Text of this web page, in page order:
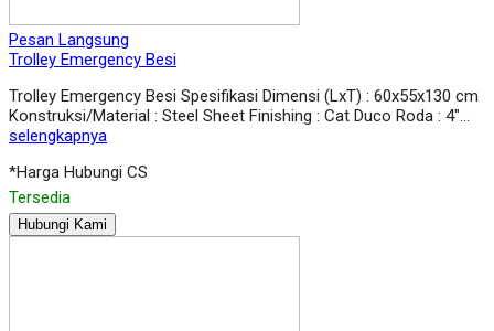
Pesan Langsung
Trolley Emergency Besi
Trolley Emergency Besi Spesifikasi Dimensi (LxT) : 60x55x130 cm
Konstruksi/Material : Steel Sheet Finishing : Cat Duco Roda : 4″…
selengkapnya
*Harga Hubungi CS
Tersedia
Hubungi Kami